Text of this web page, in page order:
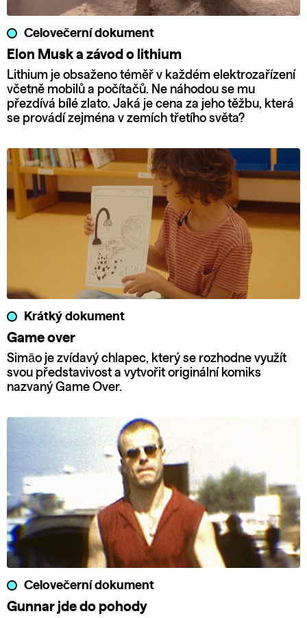
Celovečerní dokument
Elon Musk a závod o lithium
Lithium je obsaženo téměř v každém elektrozařízení
včetně mobilů a počítačů. Ne náhodou se mu
přezdívá bílé zlato. Jaká je cena za jeho těžbu, která
se provádí zejména v zemích třetího světa?
Krátký dokument
Game over
Simão je zvídavý chlapec, který se rozhodne využít
svou představivost a vytvořit originální komiks
nazvaný Game Over.
Celovečerní dokument
Gunnar jde do pohody